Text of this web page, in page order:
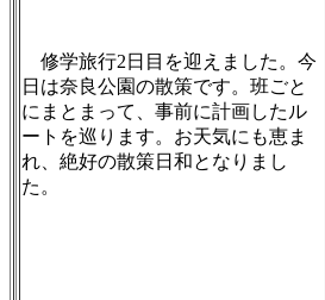
修学旅行2日目を迎えました。今
日は奈良公園の散策です。班ごと
にまとまって、事前に計画したル
ートを巡ります。お天気にも恵ま
れ、絶好の散策日和となりまし
た。